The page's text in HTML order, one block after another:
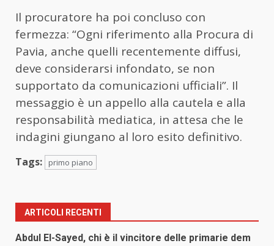
Il procuratore ha poi concluso con
fermezza: “Ogni riferimento alla Procura di
Pavia, anche quelli recentemente diffusi,
deve considerarsi infondato, se non
supportato da comunicazioni ufficiali”. Il
messaggio è un appello alla cautela e alla
responsabilità mediatica, in attesa che le
indagini giungano al loro esito definitivo.
Tags: primo piano
ARTICOLI RECENTI
Abdul El-Sayed, chi è il vincitore delle primarie dem